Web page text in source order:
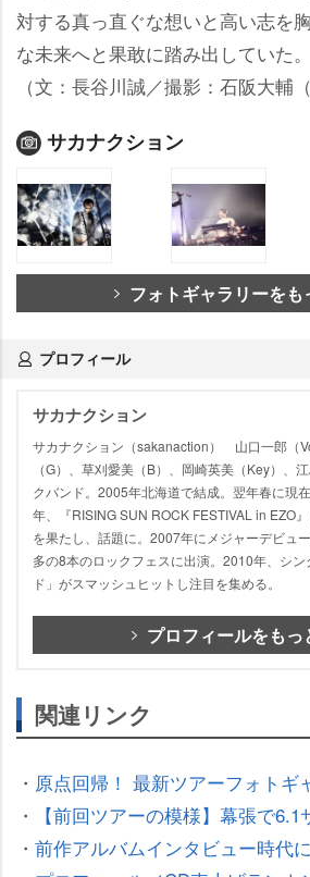
対する真っ直ぐな想いと高い志を
な未来へと果敢に踏み出していた。
（文：長谷川誠／撮影：石阪大輔
サカナクション
フォトギャラリーをも
プロフィール
サカナクション
サカナクション（sakanaction） 山口一郎（
（G）、草刈愛美（B）、岡崎英美（Key）、
クバンド。2005年北海道で結成。翌年春に現
年、『RISING SUN ROCK FESTIVAL in EZO
を果たし、話題に。2007年にメジャーデビュ
多の8本のロックフェスに出演。2010年、シ
ド」がスマッシュヒットし注目を集める。
プロフィールをもっ
関連リンク
・ 原点回帰！ 最新ツアーフォトギ
・
【前回ツアーの模様】幕張で6.1
・ 前作アルバムインタビュー時代